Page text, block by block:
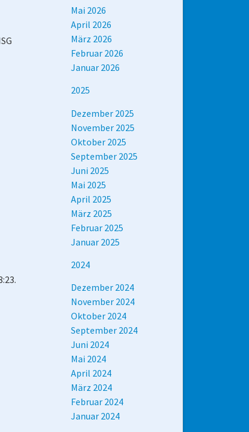
Mai 2026
April 2026
März 2026
Februar 2026
Januar 2026
2025
Dezember 2025
November 2025
Oktober 2025
September 2025
Juni 2025
Mai 2025
April 2025
März 2025
Februar 2025
Januar 2025
2024
Dezember 2024
November 2024
Oktober 2024
September 2024
Juni 2024
Mai 2024
April 2024
März 2024
Februar 2024
Januar 2024